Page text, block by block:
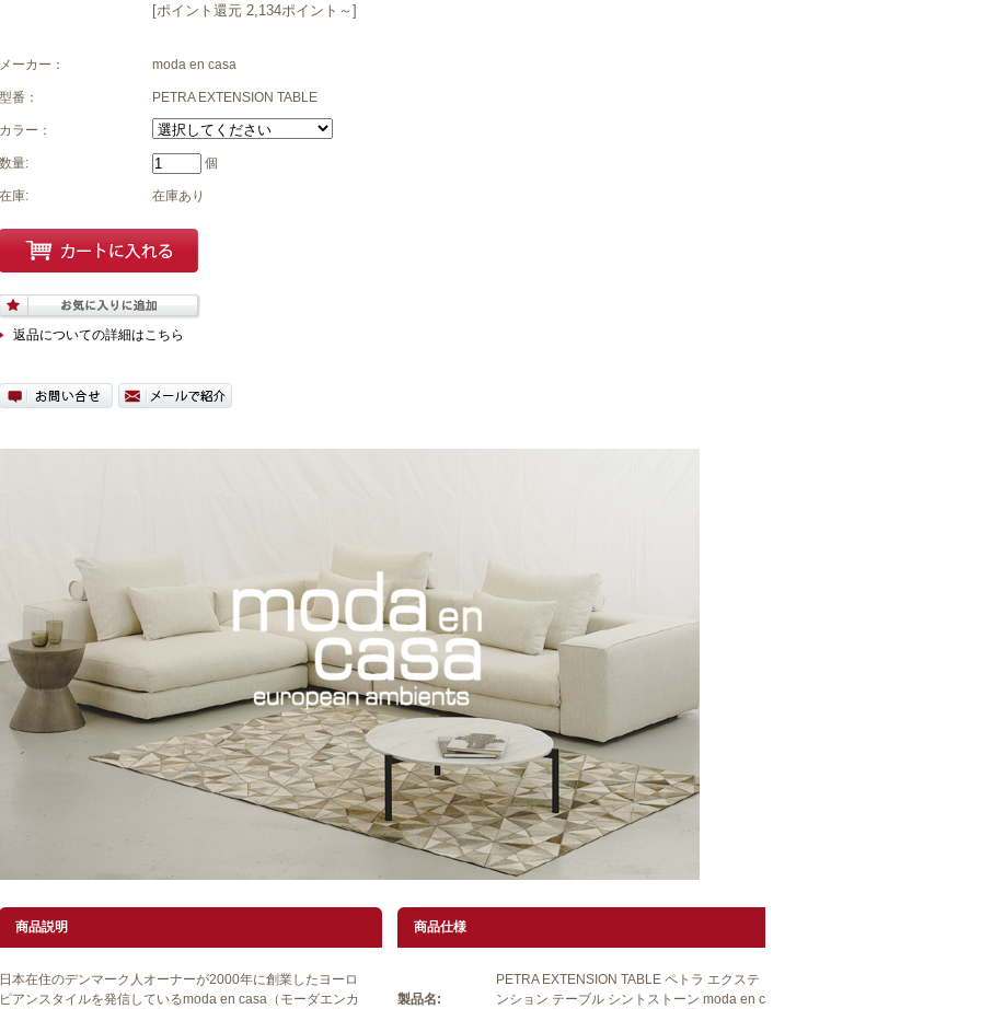
[ポイント還元 2,134ポイント～]
メーカー： moda en casa
型番： PETRA EXTENSION TABLE
カラー：
数量: 個
在庫: 在庫あり
返品についての詳細はこちら
商品説明
日本在住のデンマーク人オーナーが2000年に創業したヨーロ
ピアンスタイルを発信しているmoda en casa（モーダエンカ
商品仕様
製品名:
PETRA EXTENSION TABLE ペトラ エクステ
ンション テーブル シントストーン moda en c